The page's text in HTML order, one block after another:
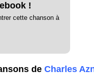
!
cette chanson à
de Charles